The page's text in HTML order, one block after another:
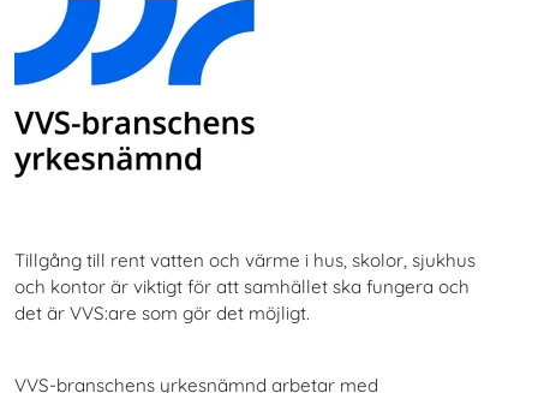
Tillgång till rent vatten och värme i hus, skolor, sjukhus
och kontor är viktigt för att samhället ska fungera och
det är VVS:are som gör det möjligt.
VVS-branschens yrkesnämnd arbetar med